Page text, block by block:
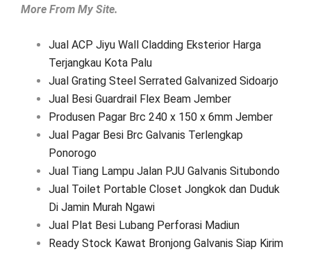
More From My Site.
Jual ACP Jiyu Wall Cladding Eksterior Harga
Terjangkau Kota Palu
Jual Grating Steel Serrated Galvanized Sidoarjo
Jual Besi Guardrail Flex Beam Jember
Produsen Pagar Brc 240 x 150 x 6mm Jember
Jual Pagar Besi Brc Galvanis Terlengkap
Ponorogo
Jual Tiang Lampu Jalan PJU Galvanis Situbondo
Jual Toilet Portable Closet Jongkok dan Duduk
Di Jamin Murah Ngawi
Jual Plat Besi Lubang Perforasi Madiun
Ready Stock Kawat Bronjong Galvanis Siap Kirim